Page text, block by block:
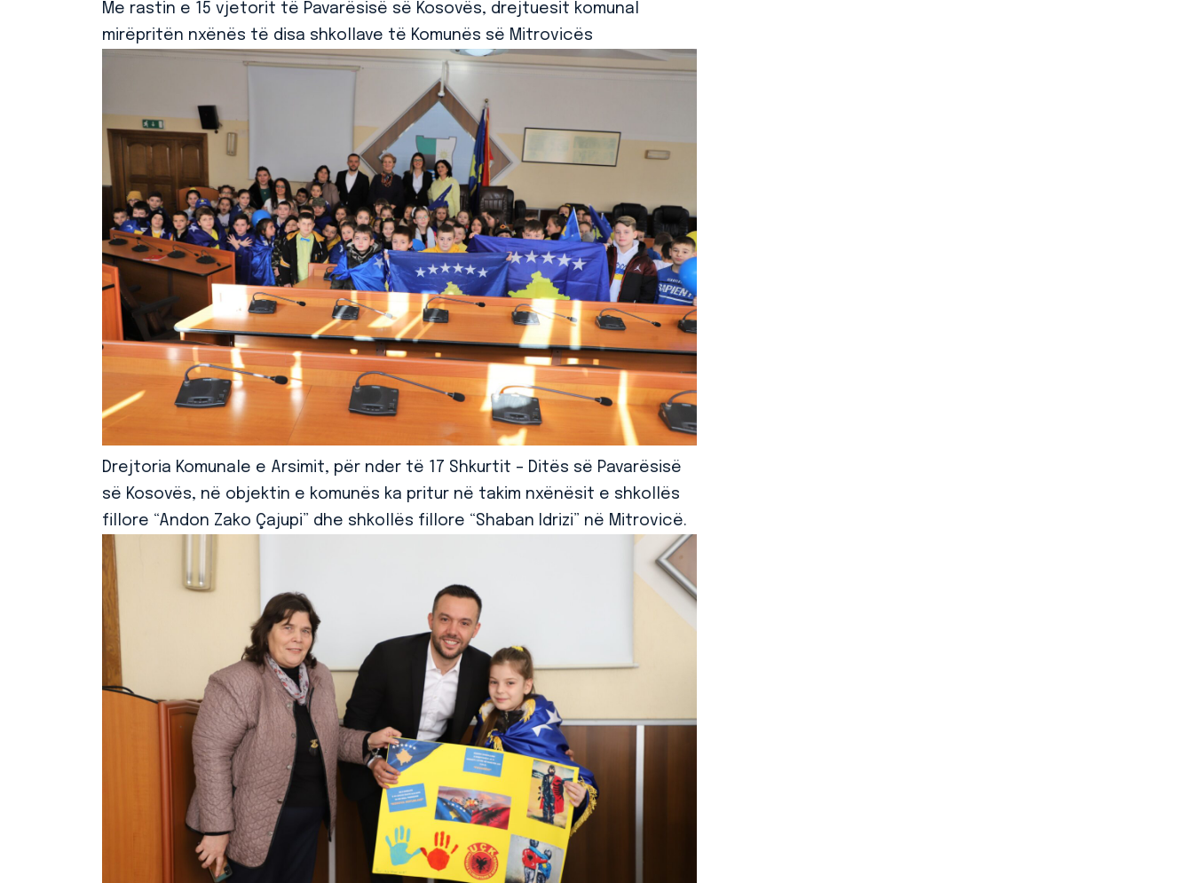
Me rastin e 15 vjetorit të Pavarësisë së Kosovës, drejtuesit komunal
mirëpritën nxënës të disa shkollave të Komunës së Mitrovicës
Drejtoria Komunale e Arsimit, për nder të 17 Shkurtit – Ditës së Pavarësisë
së Kosovës, në objektin e komunës ka pritur në takim nxënësit e shkollës
fillore “Andon Zako Çajupi” dhe shkollës fillore “Shaban Idrizi” në Mitrovicë.